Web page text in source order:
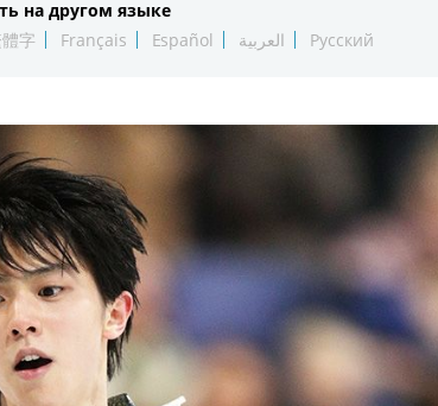
Технологии
От редакции
на другом языке
字 Français Español العربية Русский